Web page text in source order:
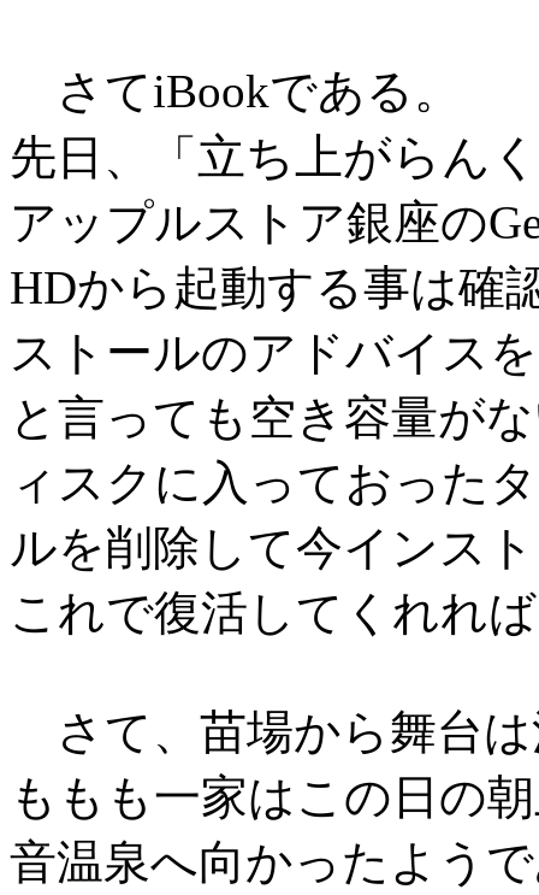
さてiBookである。
先日、「 立ち上がらん
アップルストア銀座の
HDから起動する事は確
ストールのアドバイス
と言っても空き容量が
ィスクに入っておった
ルを削除して今インス
これで復活してくれれ
さて、苗場から舞台
ももも一家はこの日の
音温泉へ向かったよう